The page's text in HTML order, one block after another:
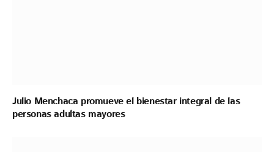
Julio Menchaca promueve el bienestar integral de las
personas adultas mayores